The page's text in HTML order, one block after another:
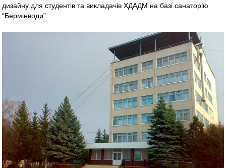
дизайну для студентів та викладачів ХДАДМ на базі санаторію
“Бермінводи”.